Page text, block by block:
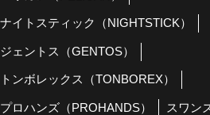
ナイトスティック（NIGHTSTICK）
ジェントス（GENTOS）
トンボレックス（TONBOREX）
プロハンズ（PROHANDS） スワン